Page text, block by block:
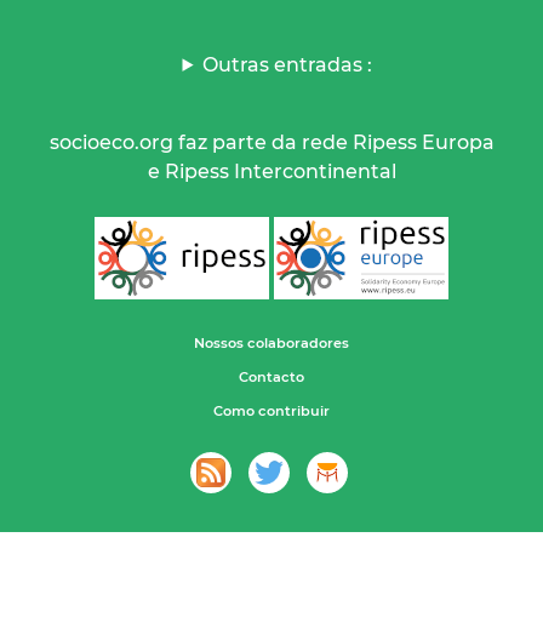
Outras entradas :
socioeco.org faz parte da rede Ripess Europa
e Ripess Intercontinental
Nossos colaboradores
Contacto
Como contribuir